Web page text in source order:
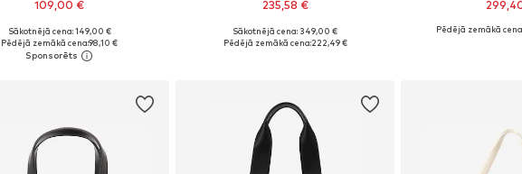
109,00 €
Pieejamie izmēri: One Size
Pievienot grozam
Sākotnējā cena: 149,00 €
Pēdējā zemākā cena:98,10 €
235,58 €
Pieejamie izmēri: One Size
Sākotnējā cena: 349,00 €
Pēdējā zemākā cena:222,49 €
Pieejamie
Pēdējā zemākā